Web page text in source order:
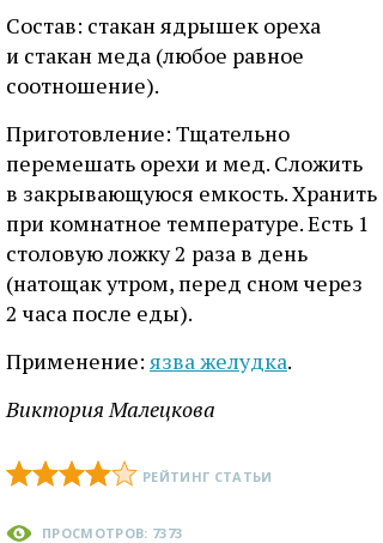
Состав: стакан ядрышек ореха
и стакан меда (любое равное
соотношение).
Приготовление: Тщательно
перемешать орехи и мед. Сложить
в закрывающуюся емкость. Хранить
при комнатное температуре. Есть 1
столовую ложку 2 раза в день
(натощак утром, перед сном через
2 часа после еды).
Применение: язва желудка.
Виктория Малецкова
РЕЙТИНГ СТАТЬИ
ПРОСМОТРОВ: 7373